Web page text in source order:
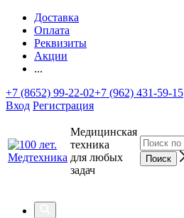
Доставка
Оплата
Реквизиты
Акции
...
+7 (8652) 99-22-02+7 (962) 431-59-15
Вход Регистрация
Медицинская
техника
для любых
задач